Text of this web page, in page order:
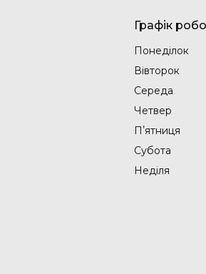
Графік
Понеділок
Вівторок
Середа
Четвер
Пʼятниця
Субота
Неділя